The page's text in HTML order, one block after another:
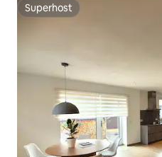
Superhost
Superhost